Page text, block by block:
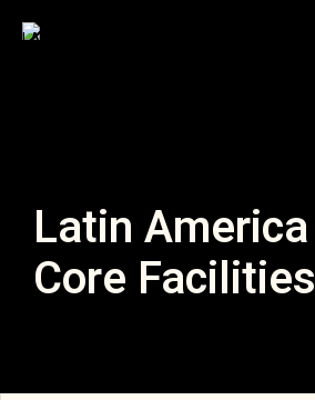
Latin America
Core Facilities